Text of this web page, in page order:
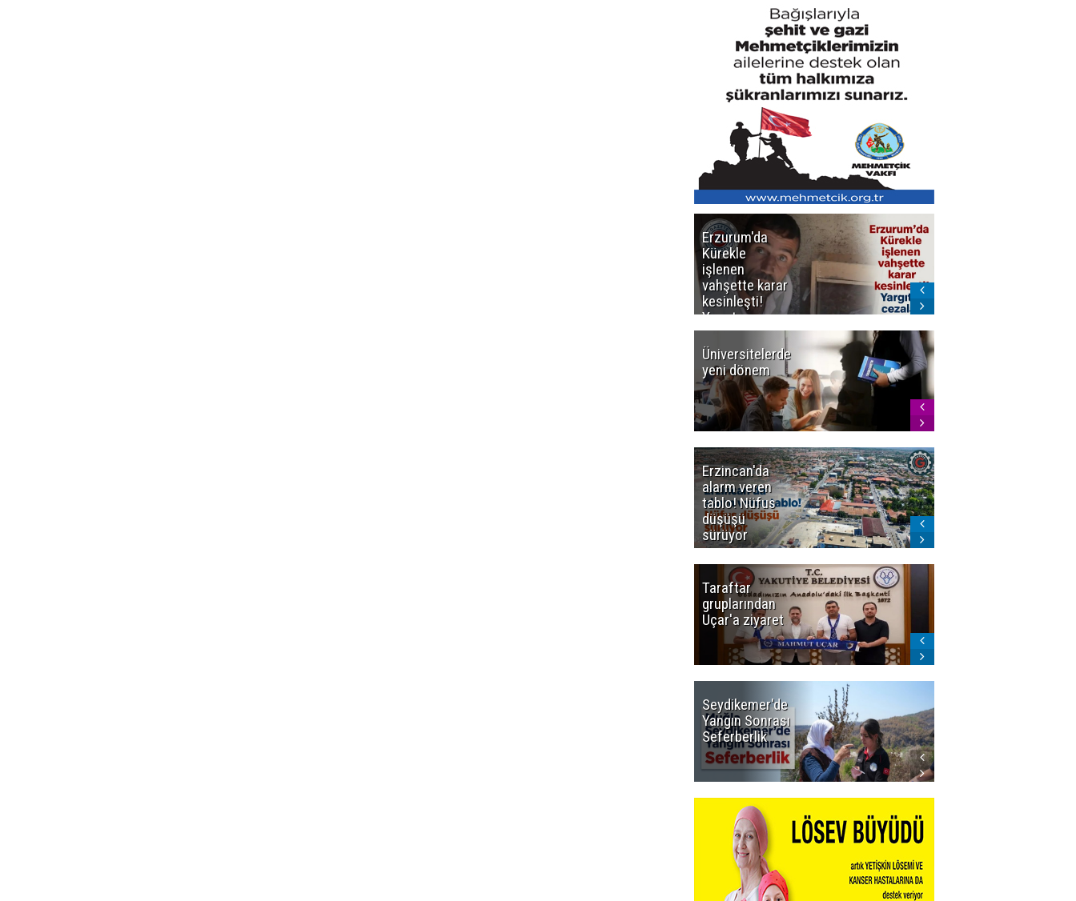
Erzurum'da
Kürekle
işlenen
vahşette karar
kesinleşti!
Yargıtay
cezaları onadı
Üniversitelerde
yeni dönem
Erzincan'da
alarm veren
tablo! Nüfus
düşüşü
sürüyor
Taraftar
gruplarından
Uçar'a ziyaret
Seydikemer'de
Yangın Sonrası
Seferberlik